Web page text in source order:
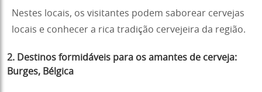
Nestes locais, os visitantes podem saborear cervejas
locais e conhecer a rica tradição cervejeira da região.
2. Destinos formidáveis para os amantes de cerveja:
Burges, Bélgica